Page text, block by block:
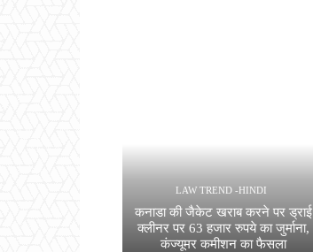
LAW TREND -HINDI
कनाडा की जैकेट खराब करने पर ड्राई
क्लीनर पर 63 हजार रुपये का जुर्माना,
कंज्यूमर कमीशन का फैसला